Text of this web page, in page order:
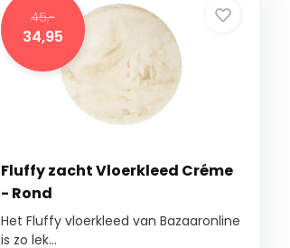
45,-
34,95
Fluffy zacht Vloerkleed Créme
- Rond
Het Fluffy vloerkleed van Bazaaronline
is zo lek...